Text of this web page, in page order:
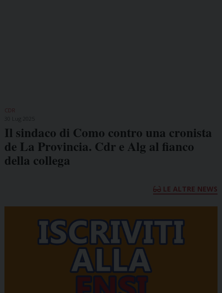
CDR
Il sindaco di Como contro una cronista
de La Provincia. Cdr e Alg al fianco
della collega
LE ALTRE NEWS